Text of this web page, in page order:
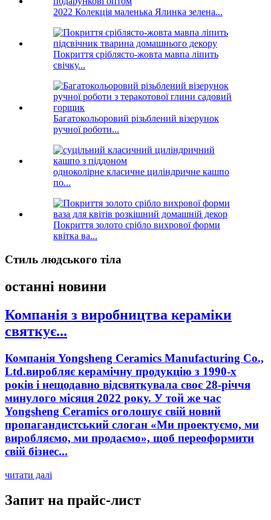
2022 Колекція маленька Ялинка зелена...
Покриття сріблясто-жовта мавпа ліпить
свічку...
Багатокольоровий різьблений візерунок
ручної роботи...
одноколірне класичне циліндричне кашпо
по...
Покриття золото срібло вихрової форми
квітка ва...
Стиль людського тіла
останні новини
Компанія з виробництва кераміки
святкує...
Компанія Yongsheng Ceramics Manufacturing Co.,
Ltd.виробляє керамічну продукцію з 1990-х
років і нещодавно відсвяткувала своє 28-річчя
минулого місяця 2022 року. У той же час
Yongsheng Ceramics оголошує свій новий
пропагандистський слоган «Ми проектуємо, ми
виробляємо, ми продаємо», щоб переоформити
свій бізнес...
читати далі
Запит на прайс-лист